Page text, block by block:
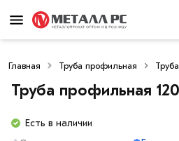
Главная Труба профильная
Труба профильная
Есть в наличии